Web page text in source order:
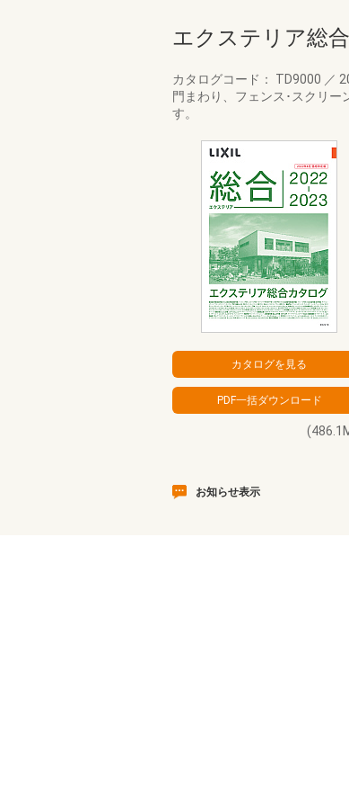
エクステリア総
カタログコード： TD9000 ／
門まわり、フェンス･スクリ
す。
お知らせ表示